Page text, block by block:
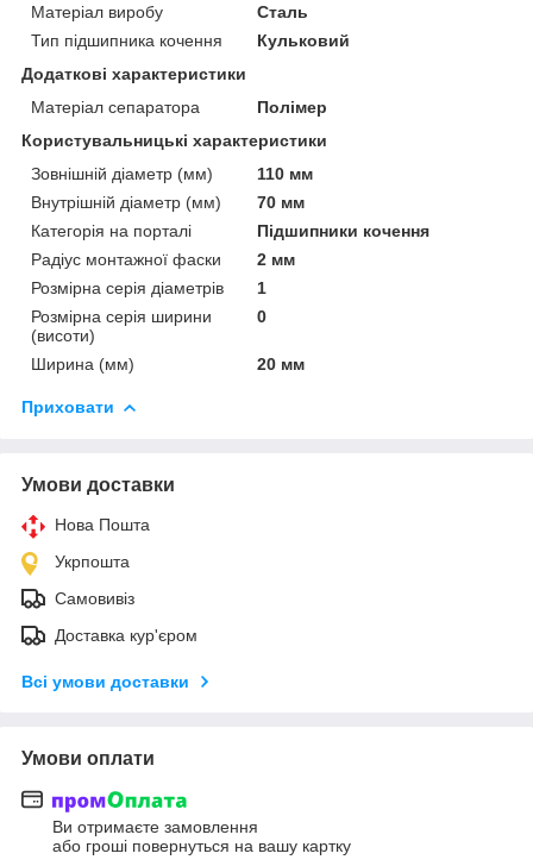
Матеріал виробу
Сталь
Тип підшипника кочення
Кульковий
Додаткові характеристики
Матеріал сепаратора
Полімер
Користувальницькі характеристики
Зовнішній діаметр (мм)
110 мм
Внутрішній діаметр (мм)
70 мм
Категорія на порталі
Підшипники кочення
Радіус монтажної фаски
2 мм
Розмірна серія діаметрів
1
Розмірна серія ширини
(висоти)
0
Ширина (мм) 20 мм
Приховати
Умови доставки
Нова Пошта
Укрпошта
Самовивіз
Доставка кур'єром
Всі умови доставки
Умови оплати
Ви отримаєте замовлення
або гроші повернуться на вашу картку